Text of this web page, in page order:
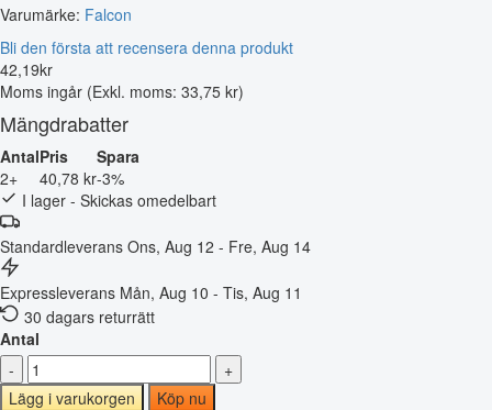
Varumärke: Falcon
Bli den första att recensera denna produkt
42,19kr
Moms ingår (Exkl. moms: 33,75 kr)
Mängdrabatter
AntalPris
Spara
2+
40,78 kr-3%
I lager - Skickas omedelbart
Standardleverans Ons, Aug 12 - Fre, Aug 14
Expressleverans Mån, Aug 10 - Tis, Aug 11
30 dagars returrätt
Antal
-
+
Lägg i varukorgen
Köp nu